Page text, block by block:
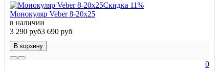
Скидка 11%
Монокуляр Veber 8-20x25
в наличии
3 290 руб3 690 руб
В корзину
0